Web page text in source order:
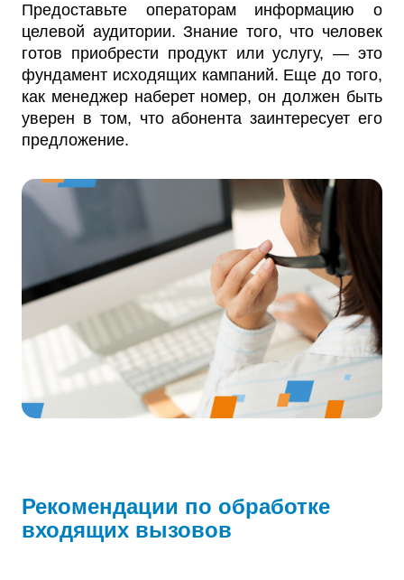
Предоставьте операторам информацию о
целевой аудитории. Знание того, что человек
готов приобрести продукт или услугу, — это
фундамент исходящих кампаний. Еще до того,
как менеджер наберет номер, он должен быть
уверен в том, что абонента заинтересует его
предложение.
Рекомендации по обработке
входящих вызовов